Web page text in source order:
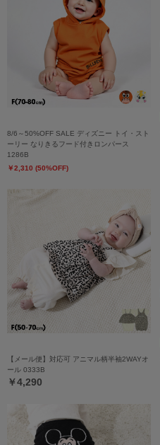
8/6～50%OFF SALE ディズニー トイ・スト
ーリー なりきるフード付きロンパース
1286B
￥2,310 (50%OFF)
【メール便】対応可 アニマル柄半袖2WAYオ
ール 0333B
￥4,290